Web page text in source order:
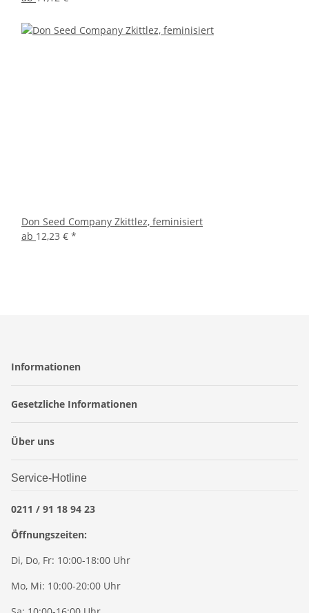
Don Seed Company Zkittlez, feminisiert
ab 12,23 € *
Informationen
Gesetzliche Informationen
Über uns
Service-Hotline
0211 / 91 18 94 23
Öffnungszeiten:
Di, Do, Fr: 10:00-18:00 Uhr
Mo, Mi: 10:00-20:00 Uhr